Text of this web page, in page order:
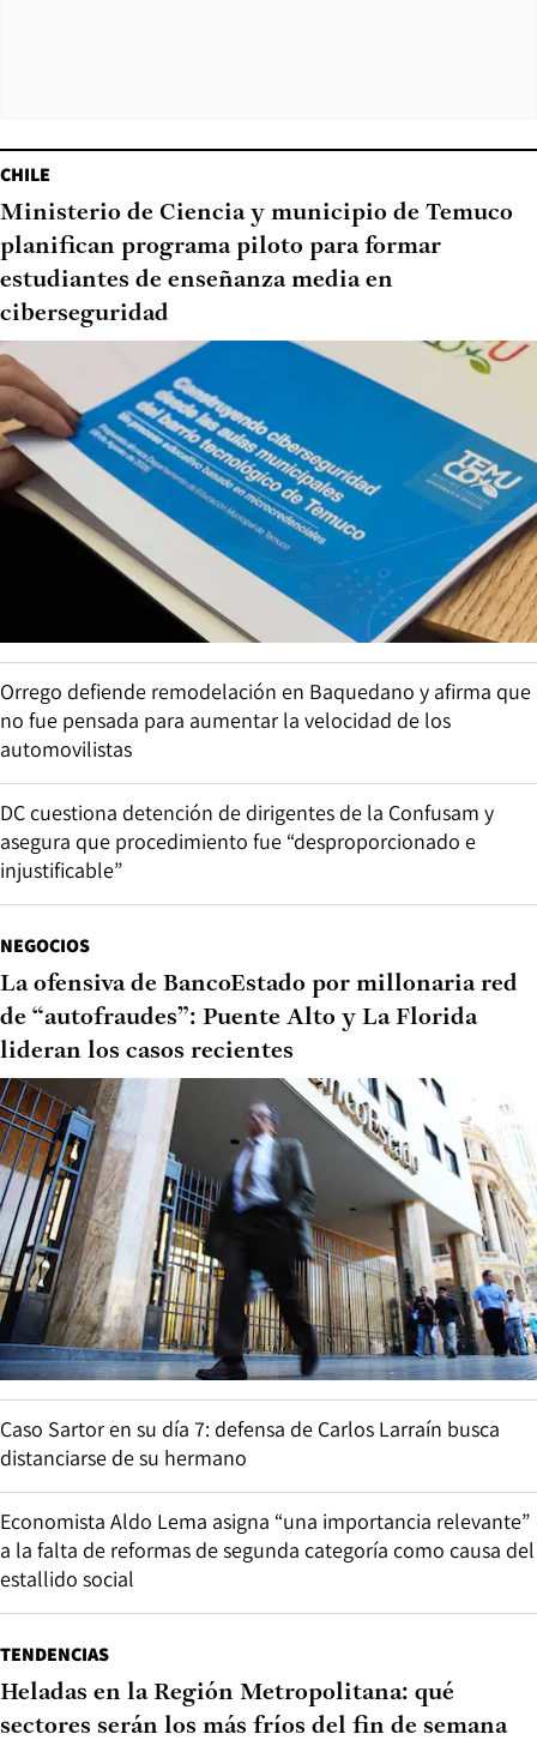
CHILE
Ministerio de Ciencia y municipio de Temuco
planifican programa piloto para formar
estudiantes de enseñanza media en
ciberseguridad
Orrego defiende remodelación en Baquedano y afirma que
no fue pensada para aumentar la velocidad de los
automovilistas
DC cuestiona detención de dirigentes de la Confusam y
asegura que procedimiento fue “desproporcionado e
injustificable”
NEGOCIOS
La ofensiva de BancoEstado por millonaria red
de “autofraudes”: Puente Alto y La Florida
lideran los casos recientes
Caso Sartor en su día 7: defensa de Carlos Larraín busca
distanciarse de su hermano
Economista Aldo Lema asigna “una importancia relevante”
a la falta de reformas de segunda categoría como causa del
estallido social
TENDENCIAS
Heladas en la Región Metropolitana: qué
sectores serán los más fríos del fin de semana